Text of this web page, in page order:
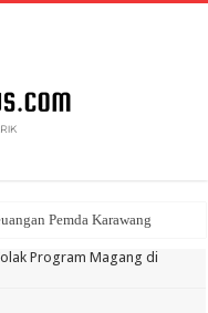
Pemda Karawang
Program Magang di